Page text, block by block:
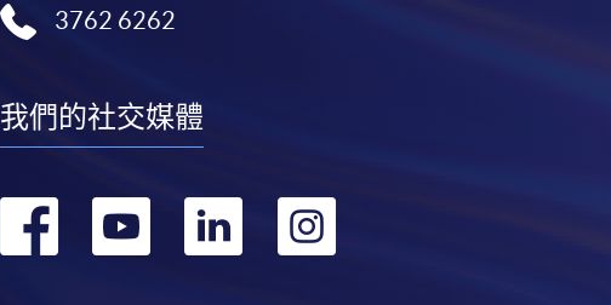
3762 6262
我們的社交媒體
轉 轉 轉 轉